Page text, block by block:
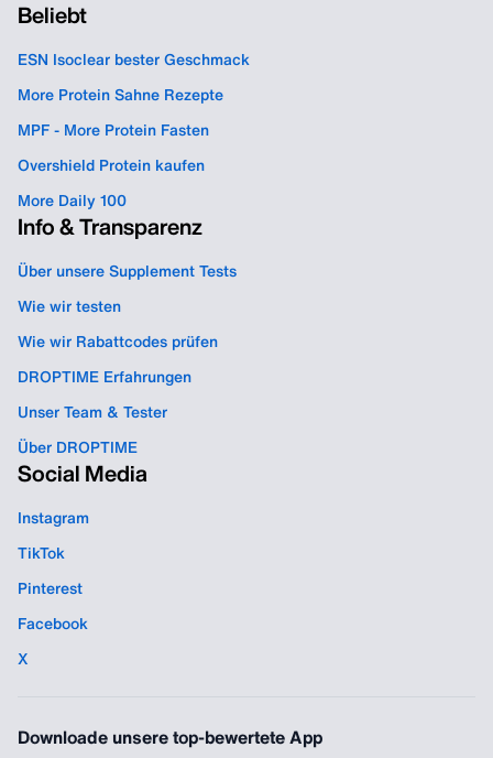
Beliebt
ESN Isoclear bester Geschmack
More Protein Sahne Rezepte
MPF - More Protein Fasten
Overshield Protein kaufen
More Daily 100
Info & Transparenz
Über unsere Supplement Tests
Wie wir testen
Wie wir Rabattcodes prüfen
DROPTIME Erfahrungen
Unser Team & Tester
Über DROPTIME
Social Media
Instagram
TikTok
Pinterest
Facebook
X
Downloade unsere top-bewertete App